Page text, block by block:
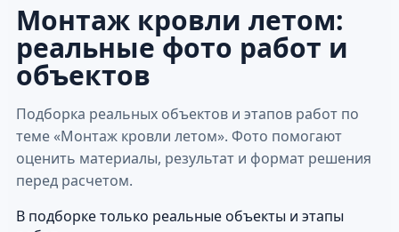
Монтаж кровли летом:
реальные фото работ и
объектов
Подборка реальных объектов и этапов работ по
теме «Монтаж кровли летом». Фото помогают
оценить материалы, результат и формат решения
перед расчетом.
В подборке только реальные объекты и этапы